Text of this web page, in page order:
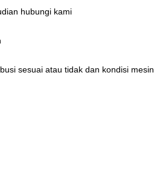
hubungi kami
sesuai atau tidak dan kondisi mesin